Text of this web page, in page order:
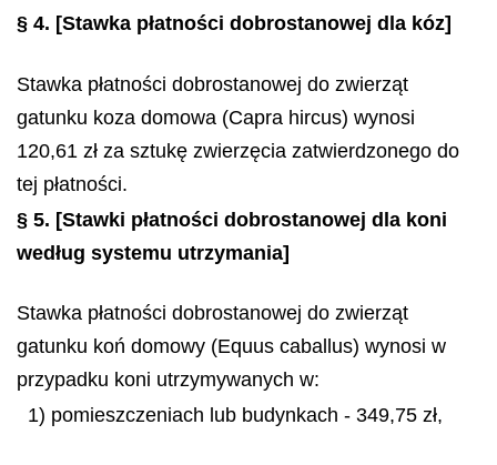
§ 4. [Stawka płatności dobrostanowej dla kóz]
Stawka płatności dobrostanowej do zwierząt
gatunku koza domowa (Capra hircus) wynosi
120,61 zł za sztukę zwierzęcia zatwierdzonego do
tej płatności.
§ 5. [Stawki płatności dobrostanowej dla koni
według systemu utrzymania]
Stawka płatności dobrostanowej do zwierząt
gatunku koń domowy (Equus caballus) wynosi w
przypadku koni utrzymywanych w:
1) pomieszczeniach lub budynkach - 349,75 zł,